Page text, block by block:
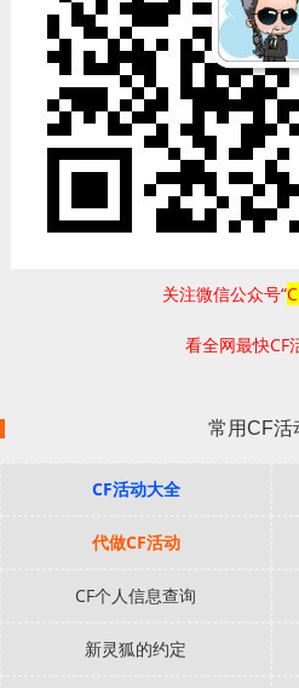
关注微信公众号“
看全网最快CF
常用CF活
CF活动大全
代做CF活动
CF个人信息查询
新灵狐的约定